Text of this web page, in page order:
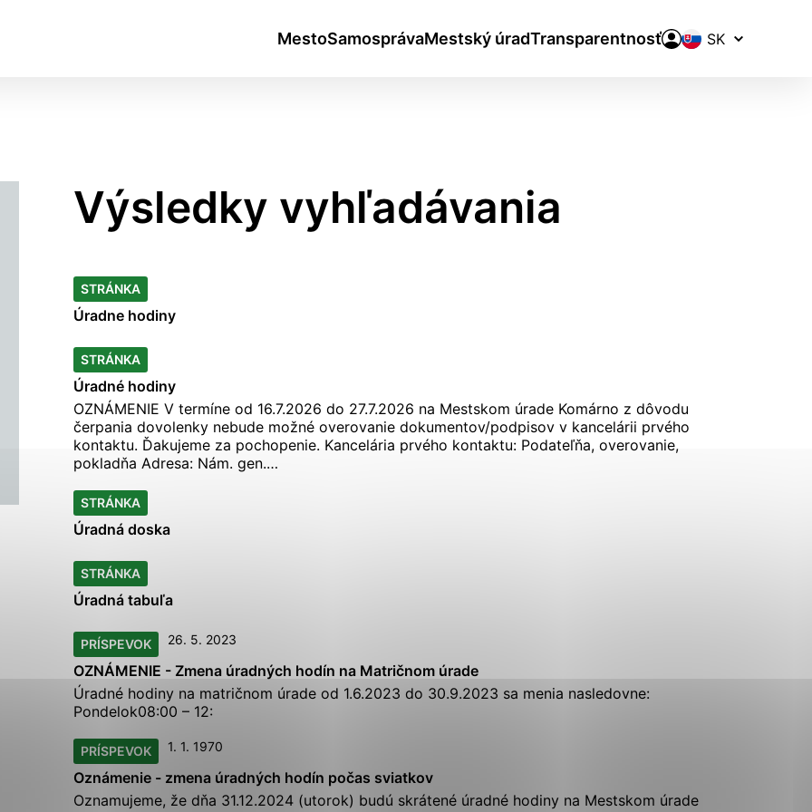
MestoSamosprávaMestský úradTransparentnosť
Prepínač
jazykov
Výsledky vyhľadávania
STRÁNKA
Úradne hodiny
STRÁNKA
Úradné hodiny
OZNÁMENIE V termíne od 16.7.2026 do 27.7.2026 na Mestskom úrade Komárno z dôvodu
čerpania dovolenky nebude možné overovanie dokumentov/podpisov v kancelárii prvého
kontaktu. Ďakujeme za pochopenie. Kancelária prvého kontaktu: Podateľňa, overovanie,
pokladňa Adresa: Nám. gen.…
STRÁNKA
Úradná doska
STRÁNKA
Úradná tabuľa
PRÍSPEVOK 26. 5. 2023
OZNÁMENIE - Zmena úradných hodín na Matričnom úrade
Úradné hodiny na matričnom úrade od 1.6.2023 do 30.9.2023 sa menia nasledovne:
Pondelok08:00 – 12:
PRÍSPEVOK 1. 1. 1970
Oznámenie - zmena úradných hodín počas sviatkov
Oznamujeme, že dňa 31.12.2024 (utorok) budú skrátené úradné hodiny na Mestskom úrade
ktorých webové stránky môžu ukladať informácie o vašej aktivite a preferenciách.
aby si webový prehliadač zapamätoval Vaše prihlásenie alebo aby sa uložila
ktorú chcete povoliť
Analytické cookies
pre prevádzku nevyhnutné a pomáhajú urobiť webové stránky uplatniteľnými tým,
ako je navigácia na stránke a prístup k zabezpečeným oblastiam webovej
cookie nemôže web správne fungovať.
prevádzkovateľovi stránok pochopiť, ako návštevníci stránok stránku používajú,
a ponúknuť im lepšiu skúsenosť. Všetky dáta sa zbierajú anonymne a nie je
osobou.
Povoliť všetko Uložiť nastavenia